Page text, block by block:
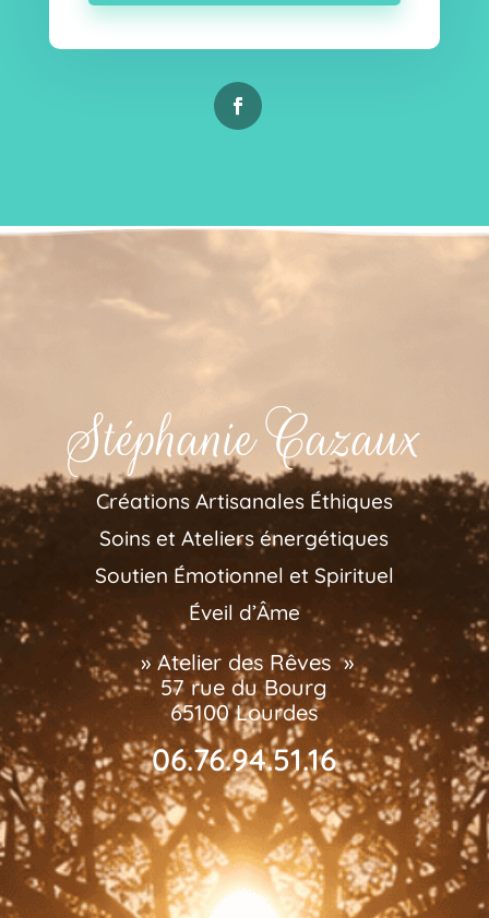
Stéphanie Cazaux
Créations Artisanales Éthiques
Soins et Ateliers énergétiques
Soutien Émotionnel et Spirituel
Éveil d’Âme
» Atelier des Rêves »
57 rue du Bourg
65100 Lourdes
06.76.94.51.16